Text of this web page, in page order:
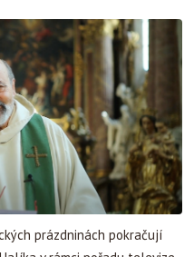
prázdninách pokračují